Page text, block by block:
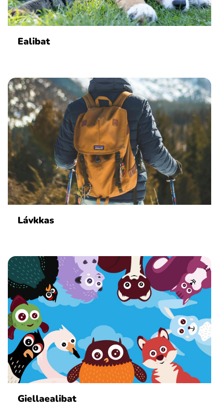
Ubmejesámiengiälla (Umesamiska)
Arli (Romska)
Resanderomani (Romska)
Kelderash (Romska)
Lovari (Romska)
Ealibat
Lávkkas
Giellaealibat